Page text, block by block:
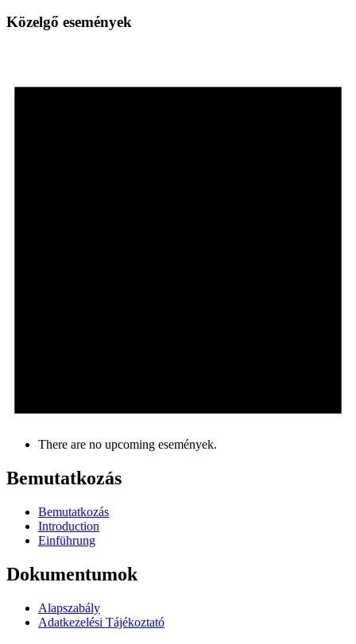
Közelgő események
There are no upcoming események.
Bemutatkozás
Bemutatkozás
Introduction
Einführung
Dokumentumok
Alapszabály
Adatkezelési Tájékoztató